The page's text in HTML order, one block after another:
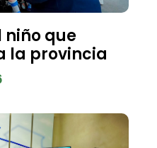
niño que
la provincia